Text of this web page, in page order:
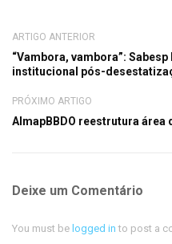
ARTIGO ANTERIOR
“Vambora, vambora”:
institucional pós-
PRÓXIMO ARTIGO
AlmapBBDO reestrutura
Deixe um Comentário
You must be logged in to post a